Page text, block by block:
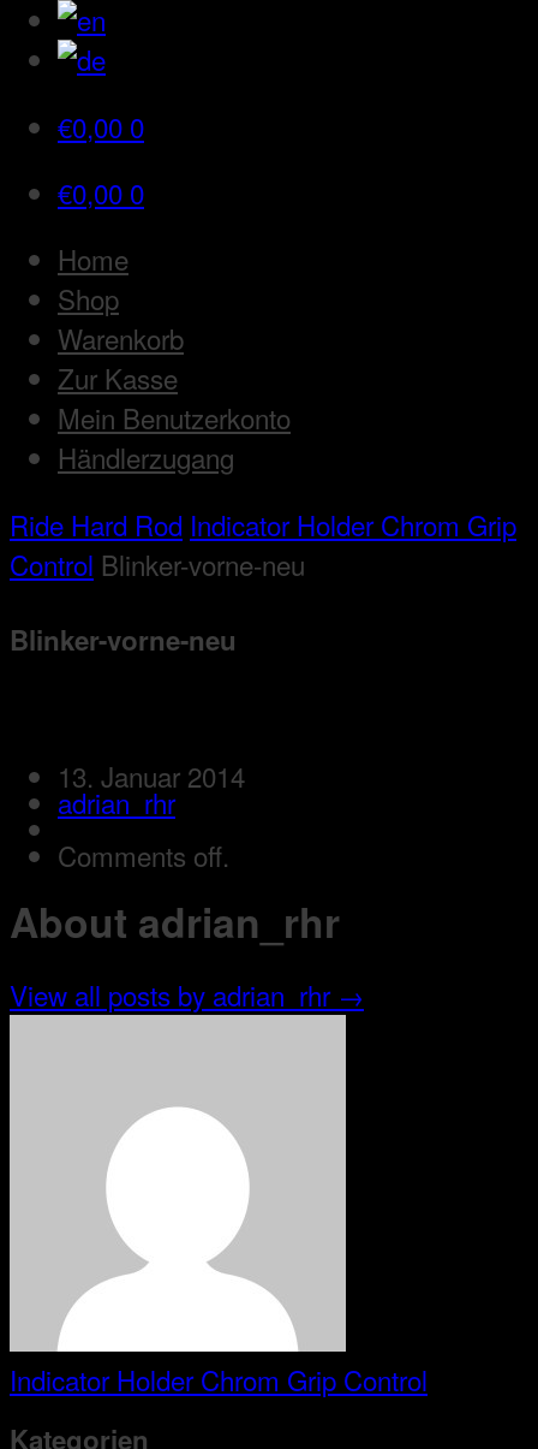
€0,00 0
€0,00 0
Home
Shop
Warenkorb
Zur Kasse
Mein Benutzerkonto
Händlerzugang
Ride Hard Rod Indicator Holder Chrom Grip
Control Blinker-vorne-neu
Blinker-vorne-neu
13. Januar 2014
adrian_rhr
Comments off.
About adrian_rhr
View all posts by adrian_rhr →
Indicator Holder Chrom Grip Control
Kategorien